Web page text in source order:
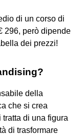
di un corso di
296, però dipende
dei prezzi!
della
che si crea
di una figura
di trasformare